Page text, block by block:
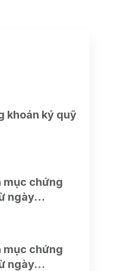
khoán ký quỹ
mục chứng
ngày
mục chứng
ngày